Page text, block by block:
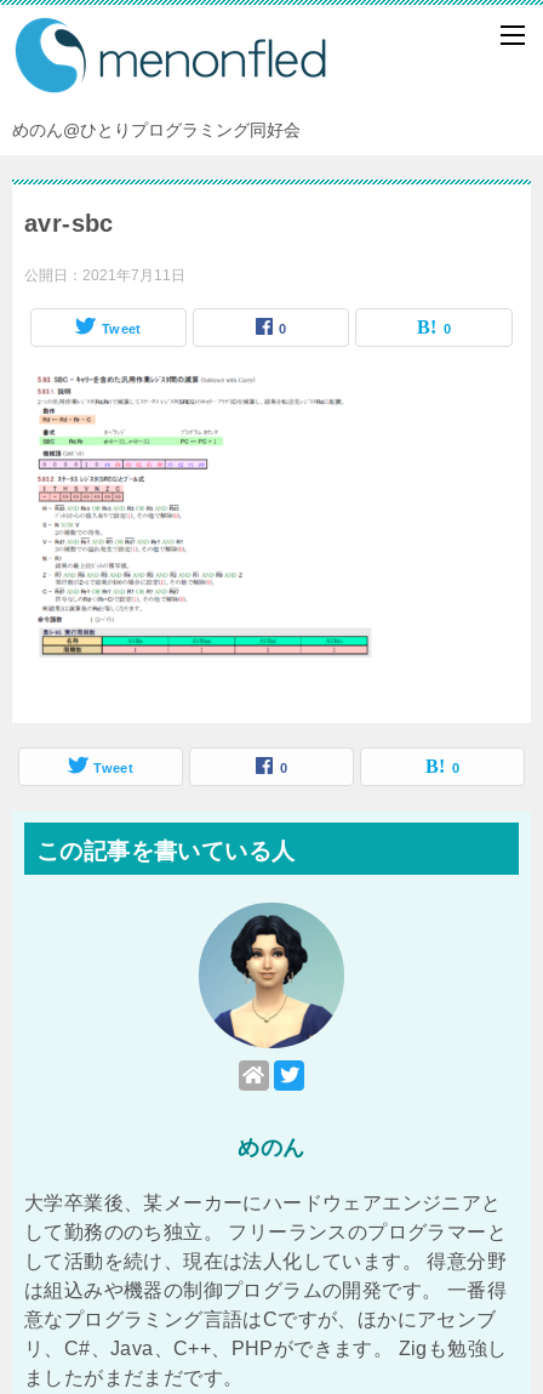
めのん@ひとりプログラミング同好会
avr-sbc
公開日： 2021年7月11日
Tweet 0 0
Tweet 0 0
この記事を書いている人
めのん
大学卒業後、某メーカーにハードウェアエンジニアと
して勤務ののち独立。 フリーランスのプログラマーと
して活動を続け、現在は法人化しています。 得意分野
は組込みや機器の制御プログラムの開発です。 一番得
意なプログラミング言語はCですが、ほかにアセンブ
リ、C#、Java、C++、PHPができます。 Zigも勉強し
ましたがまだまだです。